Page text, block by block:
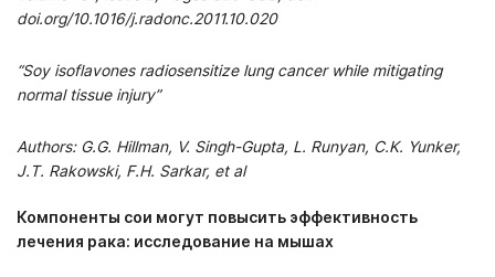
doi.org/10.1016/j.radonc.2011.10.020
“Soy isoflavones radiosensitize lung cancer while mitigating
normal tissue injury”
Authors: G.G. Hillman, V. Singh-Gupta, L. Runyan, C.K. Yunker,
J.T. Rakowski, F.H. Sarkar, et al
Компоненты сои могут повысить эффективность
лечения рака: исследование на мышах